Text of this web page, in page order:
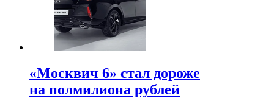
«Москвич 6» стал дороже
на полмилиона рублей